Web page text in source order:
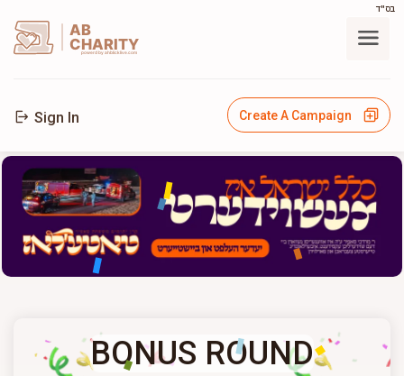
בס"ד
AB
CHARITY
powerd by ahblicklive.com
Sign In Create A Campaign
BONUS ROUND